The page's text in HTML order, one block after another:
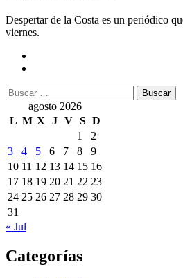
Despertar de la Costa es un periódico
viernes.
Buscar:
agosto 2026
L M X J V S D
1
2
3
4 5 6 7 8
9
10 11 12 13 14 15 16
17 18 19 20 21 22 23
24 25 26 27 28 29 30
31
« Jul
Categorías